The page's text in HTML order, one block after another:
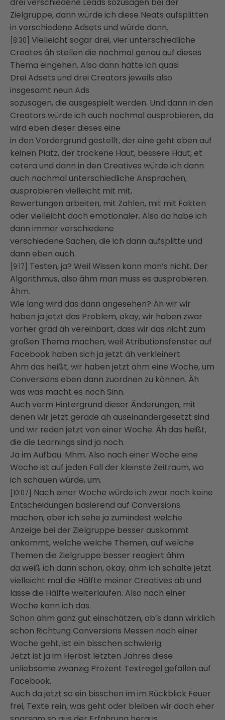
Zielgruppe, dann würde ich diese Neats aufsplitten
in verschiedene Adsets und würde dann.
[8:30] Vielleicht sogar drei, vier unterschiedliche
Creates äh stellen die nochmal genau auf dieses
Thema eingehen. Also dann hätte ich quasi
Drei Adsets und drei Creators jeweils also
insgesamt neun Ads
sozusagen, die ausgespielt werden. Und dann in den
Creators würde ich auch nochmal ausprobieren, da
wird eben dieser dieses eine
in den Vordergrund gestellt, der eine geht eben auf
keinen Platz, der trockene Haut, bessere Haut, et
cetera und dann in den Creatives würde ich dann
auch nochmal unterschiedliche Ansprachen,
ausprobieren vielleicht mit mit,
Bewertungen arbeiten, mit Zahlen, mit mit Fakten
oder vielleicht doch emotionaler. Also da habe ich
dann immer verschiedene
verschiedene Sachen, die ich dann aufsplitte und
dann eben auch.
[9:17]
Testen, ja? Weil Wissen kann man’s nicht. Der
Algorithmus, also ähm man muss es ausprobieren.
Ähm.
Wie lang wird das dann angesehen? Äh wir wir
haben ja jetzt das Problem, okay, wir haben zwar
vorher grad äh vereinbart, dass wir das nicht zum
großen Thema machen, weil Atributionsfenster auf
Facebook haben sich ja jetzt äh verkleinert
Ähm das heißt, wir haben jetzt ähm eine Woche, um
Conversions eben dann zuordnen zu können. Äh
was was macht es noch Sinn.
Auch vorm Hintergrund dieser Änderungen, mit
denen wir jetzt gerade äh auseinandergesetzt sind
und wir reden jetzt von einer Woche. Äh das heißt,
die die Learnings sind ja noch.
Ja im Aufbau. Mhm. Also nach einer Woche eine
Woche ist auf jeden Fall der kleinste Zeitraum, wo
ich schauen würde, um.
[10:07]
Nach einer Woche würde ich zwar noch keine
Entscheidungen basierend auf Conversions
machen, aber ich sehe ja zumindest welche
Anzeige bei der Zielgruppe besser auskommt
ankommt, welche welche Themen, auf welche
Themen die Zielgruppe besser reagiert ähm
da weiß ich dann schon, okay, ähm ich schalte jetzt
vielleicht mal die Hälfte meiner Creatives ab und
lasse die Hälfte weiterlaufen. Also nach einer
Woche kann ich das.
Schon ähm ganz gut einschätzen, ob’s dann wirklich
schon Richtung Conversions Messen nach einer
Woche geht, ist ein bisschen schwierig.
Jetzt ist ja im Herbst letzten Jahres diese
unliebsame zwanzig Prozent Textregel gefallen auf
Facebook.
Auch da jetzt so ein bisschen im im Rückblick Feuer
frei, Texte rein, was geht oder bleiben wir doch eher